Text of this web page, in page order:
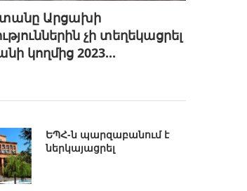
Արցախի
չի տեղեկացրել
կողմից 2023...
ԵՊՀ-ն պարզաբանում է
ներկայացրել